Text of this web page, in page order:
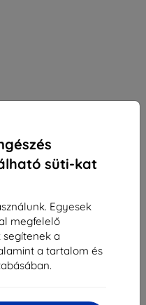
süti-kat
Egyesek
megfelelő
segítenek a
a tartalom és
5 5G védőfólia